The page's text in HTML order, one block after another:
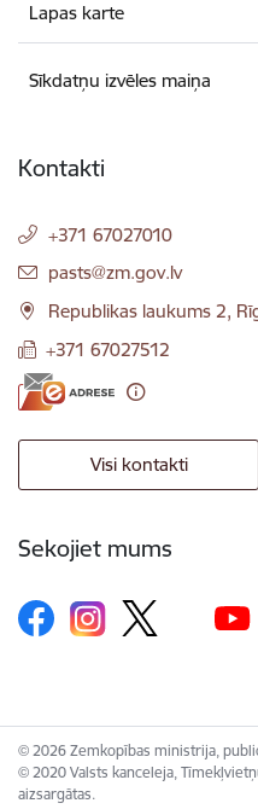
Lapas karte
Sīkdatņu izvēles maiņa
Kontakti
+371 67027010
E-pasts:
pasts@zm.gov.lv
Republikas laukums 2,
+371 67027512
Visi kontakti
Sekojiet mums
© 2026 Zemkopības ministrija,
© 2020 Valsts kanceleja,
aizsargātas.